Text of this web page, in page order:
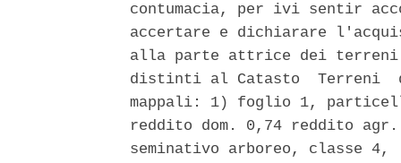
contumacia, per ivi sentir
accertare e dichiarare
alla parte attrice dei terreni
distinti al Catasto  Terreni
mappali: 1) foglio 1,
reddito dom. 0,74 reddito
seminativo arboreo, classe